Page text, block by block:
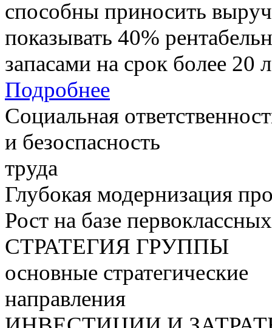
способны приносить
показывать 40%
запасами на срок более 20
Подробнее
Социальная
и безоспасность
труда
Глубокая модернизация
Рост на базе
СТРАТЕГИЯ ГРУППЫ
основные стратегические
направления